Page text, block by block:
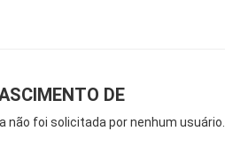
DE
não foi solicitada por nenhum usuário.